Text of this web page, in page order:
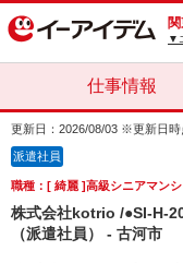
▼
仕事情報
更新日：2026/08/03 ※更新日
派遣社員
職種：[ 綺麗 ]高級シニアマン
株式会社kotrio /●SI-H-
（派遣社員） - 古河市